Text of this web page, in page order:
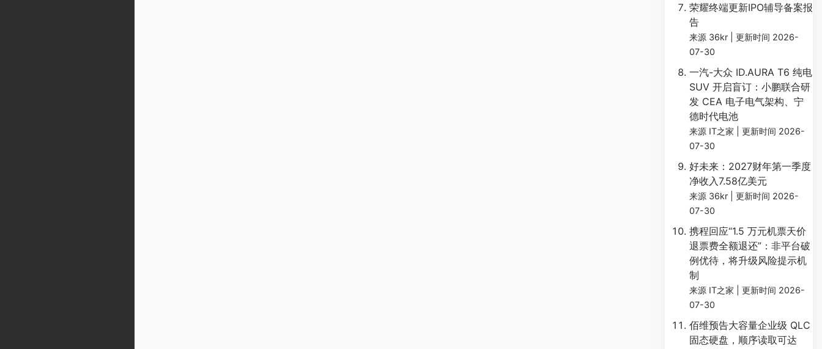
荣耀终端更新IPO辅导备案报
告
来源 36kr
更新时间 2026-
07-30
一汽-大众 ID.AURA T6 纯电
SUV 开启盲订：小鹏联合研
发 CEA 电子电气架构、宁
德时代电池
来源 IT之家
更新时间 2026-
07-30
好未来：2027财年第一季度
净收入7.58亿美元
来源 36kr
更新时间 2026-
07-30
携程回应“1.5 万元机票天价
退票费全额退还”：非平台破
例优待，将升级风险提示机
制
来源 IT之家
更新时间 2026-
07-30
佰维预告大容量企业级 QLC
固态硬盘，顺序读取可达